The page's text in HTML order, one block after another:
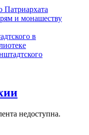
Патриархата
и монашеству
в
недоступна.